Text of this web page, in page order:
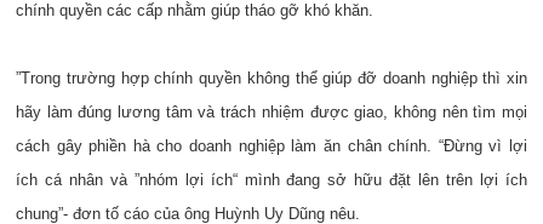
chính quyền các cấp nhằm giúp tháo gỡ khó khăn.
”Trong trường hợp chính quyền không thể giúp đỡ doanh nghiệp thì xin
hãy làm đúng lương tâm và trách nhiệm được giao, không nên tìm mọi
cách gây phiền hà cho doanh nghiệp làm ăn chân chính. “Đừng vì lợi
ích cá nhân và ”nhóm lợi ích“ mình đang sở hữu đặt lên trên lợi ích
chung”- đơn tố cáo của ông Huỳnh Uy Dũng nêu.